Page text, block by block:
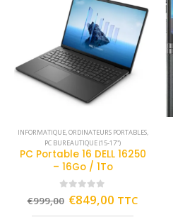
INFORMATIQUE,ORDINATEURS PORTABLES,
PC BUREAUTIQUE (15-17")
PC Portable 16 DELL 16250
– 16Go / 1To
out of 5
€999,00 €849,00 TTC